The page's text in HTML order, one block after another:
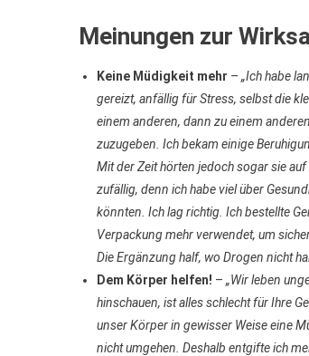
Meinungen zur
Keine Müdigkeit mehr – „Ich habe
gereizt, anfällig für Stress, selbst die
einem anderen, dann zu einem
zuzugeben. Ich bekam einige
Mit der Zeit hörten jedoch sogar sie
zufällig, denn ich habe viel über
könnten. Ich lag richtig. Ich bestellte
Verpackung mehr verwendet, um
Die Ergänzung half, wo Drogen nicht
Dem Körper helfen! – „Wir leben
hinschauen, ist alles schlecht für Ihre
unser Körper in gewisser Weise eine
nicht umgehen. Deshalb entgifte ich